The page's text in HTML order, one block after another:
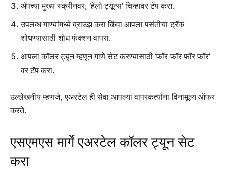
अ‍ॅपच्या मुख्य स्क्रीनवर, ‘हॅलो ट्यून्स’ चिन्हावर टॅप करा.
उपलब्ध गाण्यांमध्ये ब्राउझ करा किंवा आपला पसंतीचा ट्रॅक
शोधण्यासाठी शोध फंक्शन वापरा.
आपला कॉलर ट्यून म्हणून गाणे सेट करण्यासाठी ‘फॉर फॉर फॉर फॉर’
वर टॅप करा.
उल्लेखनीय म्हणजे, एअरटेल ही सेवा आपल्या वापरकर्त्यांना विनामूल्य ऑफर
करते.
एसएमएस मार्गे एअरटेल कॉलर ट्यून सेट
करा